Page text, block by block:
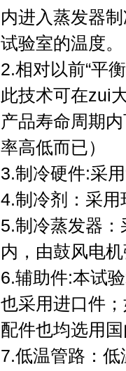
内进入蒸发器制
试验室的温度。
2.相对以前“平衡
此技术可在zui
产品寿命周期
率高低而已）
3.制冷硬件:采用
4.制冷剂：
5.制冷蒸发器
内，由鼓风电机
6.辅助件:本试验
也采用进口件；
配件也均选用国
7.低温管路